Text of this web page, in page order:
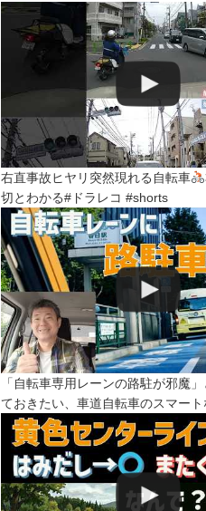
右直事故ヒヤリ突然現れる自転車
切とわかる#ドラレコ #shorts
「自転車専用レーンの路駐が邪魔
ておきたい、車道自転車のスマー